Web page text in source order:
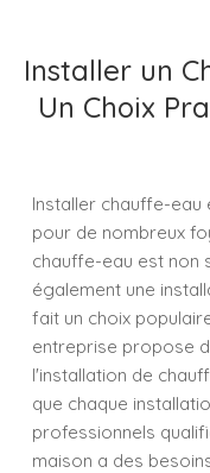
Installer un
Un Choix
Installer chauffe-eau
pour de nombreux
chauffe-eau est non
également une
fait un choix
entreprise propose
l'installation de
que chaque
professionnels
maison a des